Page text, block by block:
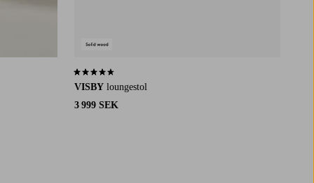
VISBY loungestol
3 999 SEK
4,4 baserat på 32 st betyg